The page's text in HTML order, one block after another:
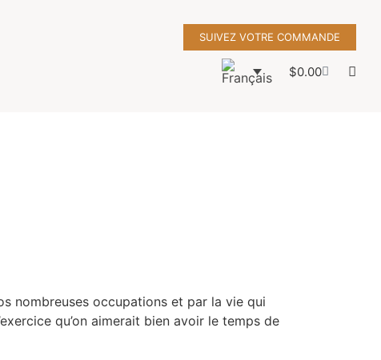
SUIVEZ VOTRE COMMANDE
$0.00
nombreuses occupations et par la vie qui
qu’on aimerait bien avoir le temps de